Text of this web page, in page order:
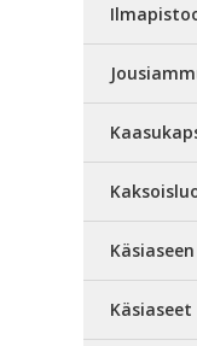
Käsiaseet